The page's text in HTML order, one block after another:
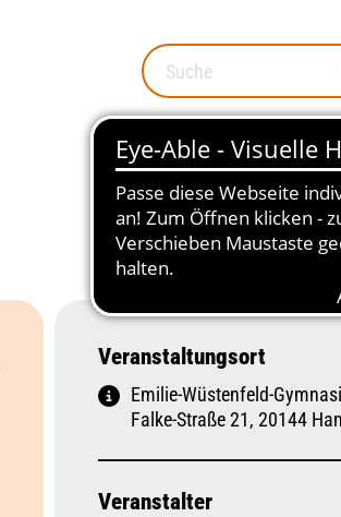
Veranstaltungsort
Emilie-Wüstenfeld-
Falke-Straße 21, 20144
Veranstalter